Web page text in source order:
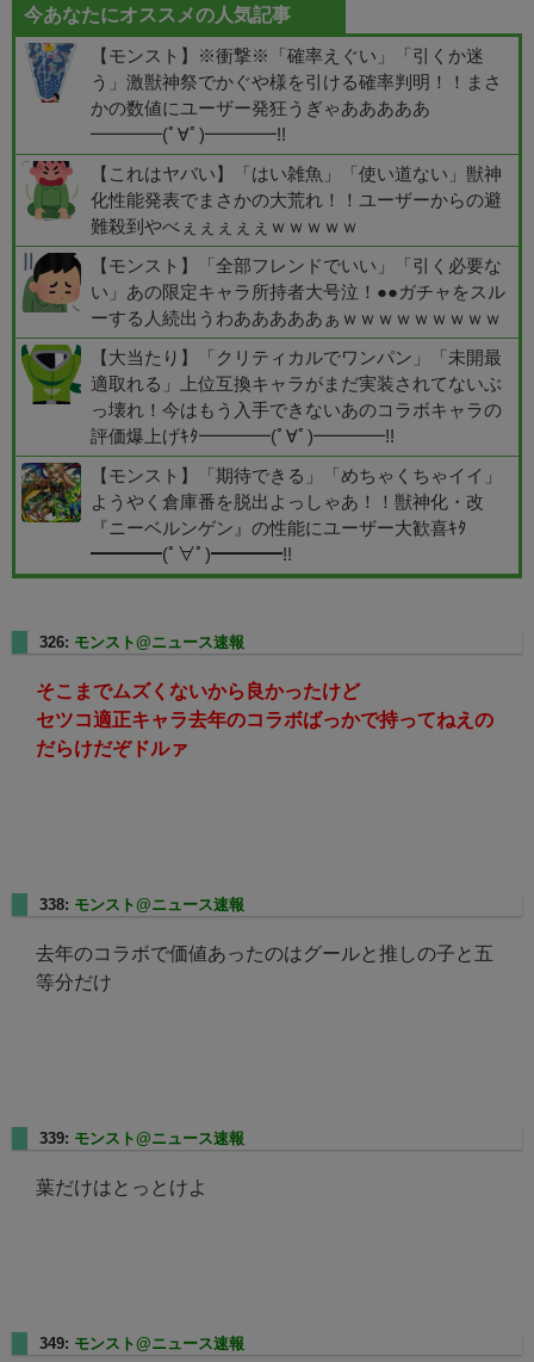
今あなたにオススメの人気記事
【モンスト】※衝撃※「確率えぐい」「引くか迷
う」激獣神祭でかぐや様を引ける確率判明！！まさ
かの数値にユーザー発狂うぎゃあああああ
━━━━(ﾟ∀ﾟ)━━━━!!
【これはヤバい】「はい雑魚」「使い道ない」獣神
化性能発表でまさかの大荒れ！！ユーザーからの避
難殺到やべぇぇぇぇぇｗｗｗｗｗ
【モンスト】「全部フレンドでいい」「引く必要な
い」あの限定キャラ所持者大号泣！●●ガチャをスル
ーする人続出うわあああああぁｗｗｗｗｗｗｗｗｗ
【大当たり】「クリティカルでワンパン」「未開最
適取れる」上位互換キャラがまだ実装されてないぶ
っ壊れ！今はもう入手できないあのコラボキャラの
評価爆上げｷﾀ━━━━(ﾟ∀ﾟ)━━━━!!
【モンスト】「期待できる」「めちゃくちゃイイ」
ようやく倉庫番を脱出よっしゃあ！！獣神化・改
『ニーベルンゲン』の性能にユーザー大歓喜ｷﾀ
━━━━(ﾟ∀ﾟ)━━━━!!
326: モンスト@ニュース速報
そこまでムズくないから良かったけど
セツコ適正キャラ去年のコラボばっかで持ってねえの
だらけだぞドルァ
338: モンスト@ニュース速報
去年のコラボで価値あったのはグールと推しの子と五
等分だけ
339: モンスト@ニュース速報
葉だけはとっとけよ
349: モンスト@ニュース速報